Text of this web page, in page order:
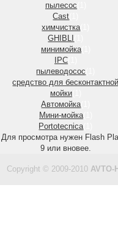
пылесос
Cast
химчистка(1)
GHIBLI
минимойка(1)
IPC
пылеводосос
средство для бесконтактной
мойки
Автомойка(1)
Мини-мойка(1)
Portotecnica(1)
Для просмотра нужен Flash
9 или вновее.
Copyright © 2009-2010 AVTO-